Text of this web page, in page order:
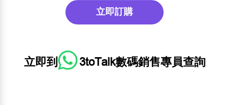
立即訂購
立即到 3toTalk數碼銷售專員查詢